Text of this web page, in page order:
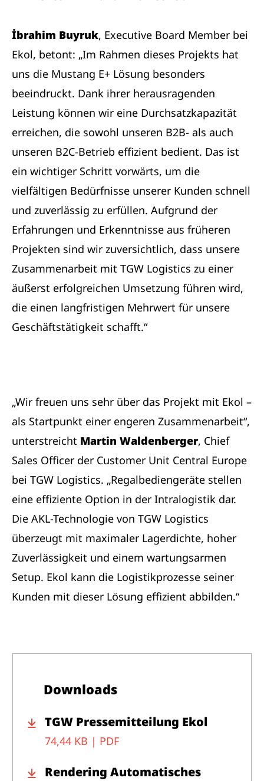
İbrahim Buyruk, Executive Board Member bei
Ekol, betont: „Im Rahmen dieses Projekts hat
uns die Mustang E+ Lösung besonders
beeindruckt. Dank ihrer herausragenden
Leistung können wir eine Durchsatzkapazität
erreichen, die sowohl unseren B2B- als auch
unseren B2C-Betrieb effizient bedient. Das ist
ein wichtiger Schritt vorwärts, um die
vielfältigen Bedürfnisse unserer Kunden schnell
und zuverlässig zu erfüllen. Aufgrund der
Erfahrungen und Erkenntnisse aus früheren
Projekten sind wir zuversichtlich, dass unsere
Zusammenarbeit mit TGW Logistics zu einer
äußerst erfolgreichen Umsetzung führen wird,
die einen langfristigen Mehrwert für unsere
Geschäftstätigkeit schafft.“
„Wir freuen uns sehr über das Projekt mit Ekol –
als Startpunkt einer engeren Zusammenarbeit“,
unterstreicht Martin Waldenberger, Chief
Sales Officer der Customer Unit Central Europe
bei TGW Logistics. „Regalbediengeräte stellen
eine effiziente Option in der Intralogistik dar.
Die AKL-Technologie von TGW Logistics
überzeugt mit maximaler Lagerdichte, hoher
Zuverlässigkeit und einem wartungsarmen
Setup. Ekol kann die Logistikprozesse seiner
Kunden mit dieser Lösung effizient abbilden.“
Downloads
TGW Pressemitteilung Ekol
74,44 KB | PDF
Rendering Automatisches